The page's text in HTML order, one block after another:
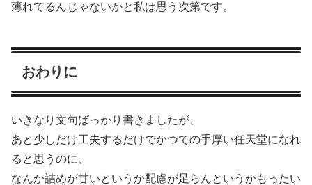
薄れてるんじゃないかと私は思う次第です。
おわりに
いきなり文句ばっかり書きましたが、
あと少しだけ工夫するだけでかつての手厚い任天堂になれ
ると思うのに、
なんか詰めが甘いというか配慮が足らんというかもったい